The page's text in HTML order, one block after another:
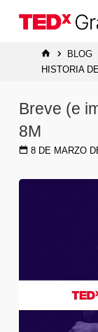
INICIOBLOG
HISTORIA
Breve (e
8M
8 DE MARZO